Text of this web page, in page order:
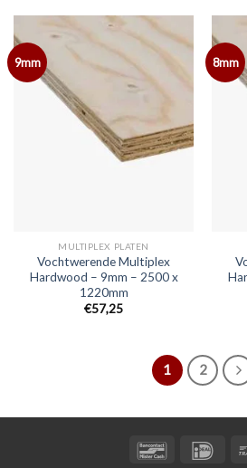
9mm
MULTIPLEX PLATEN
Vochtwerende Multiplex
Hardwood – 9mm – 2500 x
1220mm
€57,25
8mm
1 2